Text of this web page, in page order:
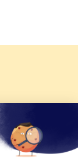
de KTO